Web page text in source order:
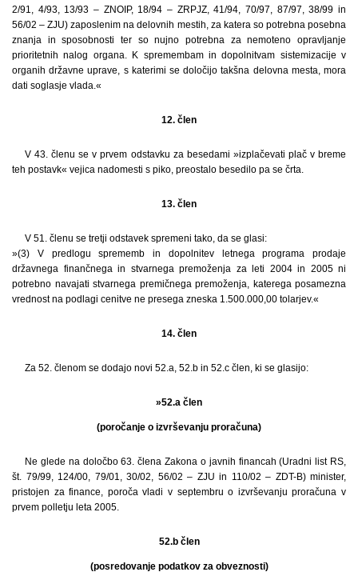
2/91, 4/93, 13/93 – ZNOIP, 18/94 – ZRPJZ, 41/94, 70/97, 87/97, 38/99 in
56/02 – ZJU) zaposlenim na delovnih mestih, za katera so potrebna posebna
znanja in sposobnosti ter so nujno potrebna za nemoteno opravljanje
prioritetnih nalog organa. K spremembam in dopolnitvam sistemizacije v
organih državne uprave, s katerimi se določijo takšna delovna mesta, mora
dati soglasje vlada.«
12. člen
V 43. členu se v prvem odstavku za besedami »izplačevati plač v breme
teh postavk« vejica nadomesti s piko, preostalo besedilo pa se črta.
13. člen
V 51. členu se tretji odstavek spremeni tako, da se glasi:
»(3) V predlogu sprememb in dopolnitev letnega programa prodaje
državnega finančnega in stvarnega premoženja za leti 2004 in 2005 ni
potrebno navajati stvarnega premičnega premoženja, katerega posamezna
vrednost na podlagi cenitve ne presega zneska 1.500.000,00 tolarjev.«
14. člen
Za 52. členom se dodajo novi 52.a, 52.b in 52.c člen, ki se glasijo:
»52.a člen
(poročanje o izvrševanju proračuna)
Ne glede na določbo 63. člena Zakona o javnih financah (Uradni list RS,
št. 79/99, 124/00, 79/01, 30/02, 56/02 – ZJU in 110/02 – ZDT-B) minister,
pristojen za finance, poroča vladi v septembru o izvrševanju proračuna v
prvem polletju leta 2005.
52.b člen
(posredovanje podatkov za obveznosti)